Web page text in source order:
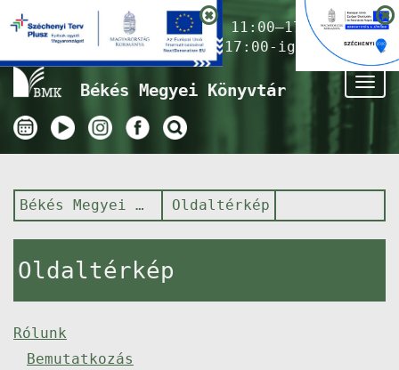
Nyitvatartás ma:11:00–17:00
(Gyermekkönyvtár 17:00-ig)
Békés Megyei Könyvtár
Békés Megyei Könyvtár Oldaltérkép
Oldaltérkép
Rólunk
Bemutatkozás